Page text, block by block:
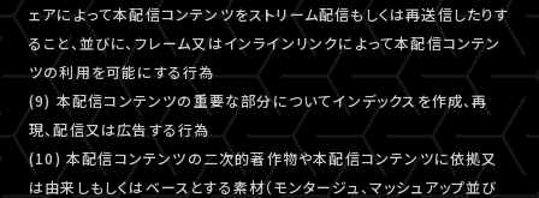
ェアによって本配信コンテンツをストリーム配信もしくは再送信したりす
ること、並びに、フレーム又はインラインリンクによって本配信コンテン
ツの利用を可能にする行為
(9) 本配信コンテンツの重要な部分についてインデックスを作成、再
現、配信又は広告する行為
(10) 本配信コンテンツの二次的著作物や本配信コンテンツに依拠又
は由来しもしくはベースとする素材（モンタージュ、マッシュアップ並び